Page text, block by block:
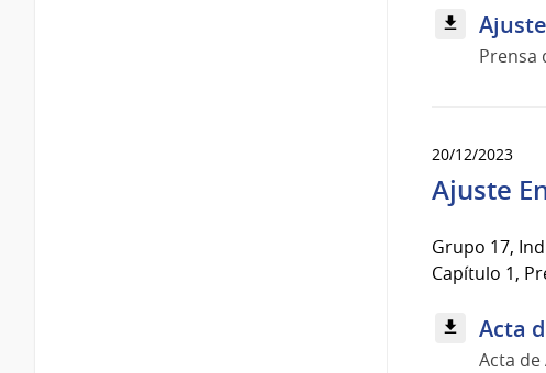
Prensa
20/12/2023
Ajuste
Grupo 17,
Capítulo 1,
Acta
Acta de